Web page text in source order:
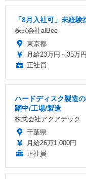
「8月入社可」未経
株式会社alBee
東京都
月給23万円～35万円
正社員
ハードディスク製造
躍中/工場/製造
株式会社アクアテック
千葉県
月給26万1,000円
正社員